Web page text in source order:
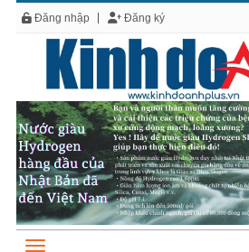
Đăng nhập Đăng ký